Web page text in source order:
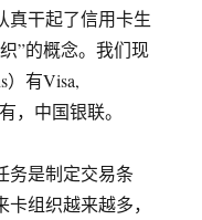
真干起了信用卡生
”的概念。我们现
）有Visa,
，中国银联。
务是制定交易条
组织越来越多，